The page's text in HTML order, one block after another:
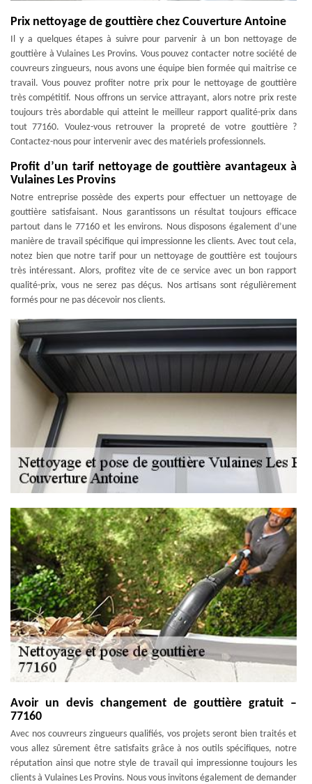
Prix nettoyage de gouttière chez Couverture Antoine
Il y a quelques étapes à suivre pour parvenir à un bon nettoyage de
gouttière à Vulaines Les Provins. Vous pouvez contacter notre société de
couvreurs zingueurs, nous avons une équipe bien formée qui maitrise ce
travail. Vous pouvez profiter notre prix pour le nettoyage de gouttière
très compétitif. Nous offrons un service attrayant, alors notre prix reste
toujours très abordable qui atteint le meilleur rapport qualité-prix dans
tout 77160. Voulez-vous retrouver la propreté de votre gouttière ?
Contactez-nous pour intervenir avec des matériels professionnels.
Profit d’un tarif nettoyage de gouttière avantageux à
Vulaines Les Provins
Notre entreprise possède des experts pour effectuer un nettoyage de
gouttière satisfaisant. Nous garantissons un résultat toujours efficace
partout dans le 77160 et les environs. Nous disposons également d’une
manière de travail spécifique qui impressionne les clients. Avec tout cela,
notez bien que notre tarif pour un nettoyage de gouttière est toujours
très intéressant. Alors, profitez vite de ce service avec un bon rapport
qualité-prix, vous ne serez pas déçus. Nos artisans sont régulièrement
formés pour ne pas décevoir nos clients.
Avoir un devis changement de gouttière gratuit –
77160
Avec nos couvreurs zingueurs qualifiés, vos projets seront bien traités et
vous allez sûrement être satisfaits grâce à nos outils spécifiques, notre
réputation ainsi que notre style de travail qui impressionne toujours les
clients à Vulaines Les Provins. Nous vous invitons également de demander